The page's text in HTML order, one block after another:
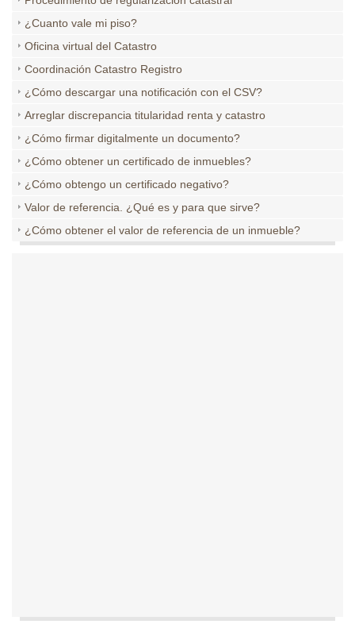
¿Cuanto vale mi piso?
Oficina virtual del Catastro
Coordinación Catastro Registro
¿Cómo descargar una notificación con el CSV?
Arreglar discrepancia titularidad renta y catastro
¿Cómo firmar digitalmente un documento?
¿Cómo obtener un certificado de inmuebles?
¿Cómo obtengo un certificado negativo?
Valor de referencia. ¿Qué es y para que sirve?
¿Cómo obtener el valor de referencia de un inmueble?